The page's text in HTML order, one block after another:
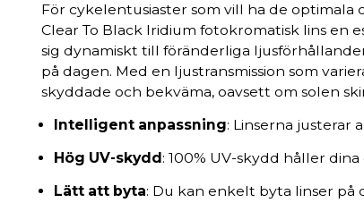
För cykelentusiaster som vill ha de
Clear To Black Iridium fotokromatisk lins en
sig dynamiskt till föränderliga
på dagen. Med en ljustransmission som
skyddade och bekväma, oavsett om solen
Intelligent anpassning: Linserna justerar
Hög UV-skydd: 100% UV-skydd håller
Lätt att byta: Du kan enkelt byta linser på